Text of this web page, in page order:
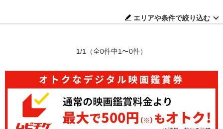
エリアや条件で絞り込む
1/1 （全0件中1〜0件）